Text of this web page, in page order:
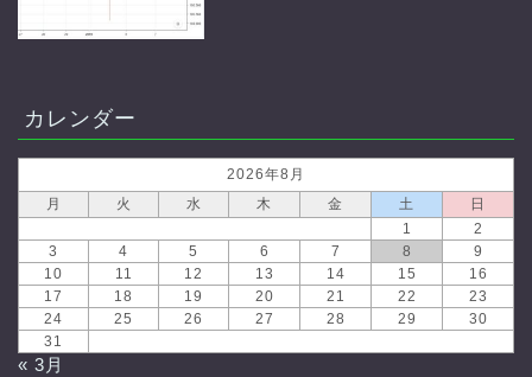
カレンダー
2026年8月
月
火 水 木 金 土
日
1
2
3
4 5 6 7 8
9
10
11 12 13 14 15
16
17
18 19 20 21 22
23
24
25 26 27 28 29
30
31
« 3月